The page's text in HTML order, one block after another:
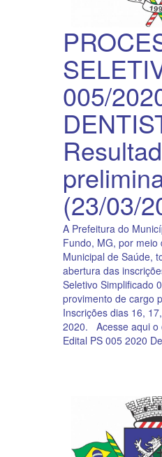
005/
(23/03/
A Prefeitura do
Fundo, MG, por meio
Municipal de Saúde,
abertura das
Seletivo Simplificado
provimento de cargo
Inscrições dias 16,
2020. Acesse aqui o
Edital PS 005 2020